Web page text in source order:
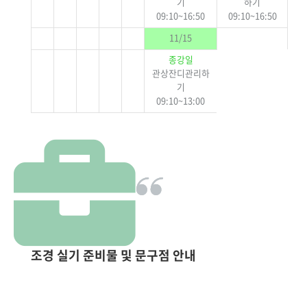
09:10~16:50
09:10~16:50
11/15
종강일
관상잔디관리하
기
09:10~13:00
조경 실기 준비물 및 문구점 안내